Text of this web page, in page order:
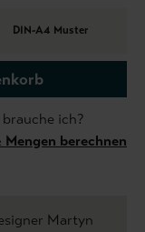
DIN-A4 Muster
ich?
Mengen berechnen
Martyn